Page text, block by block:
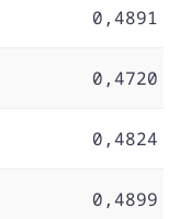
0,4891
0,4720
0,4824
0,4899